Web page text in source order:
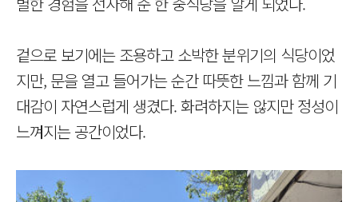
겉으로 보기에는 조용하고 소박한 분위기의 식당이었
지만, 문을 열고 들어가는 순간 따뜻한 느낌과 함께 기
대감이 자연스럽게 생겼다. 화려하지는 않지만 정성이
느껴지는 공간이었다.